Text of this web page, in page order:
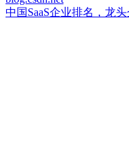
中国SaaS企业排名，龙